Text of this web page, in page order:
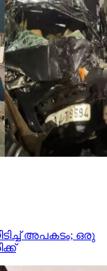
അപകടം; ഒരു